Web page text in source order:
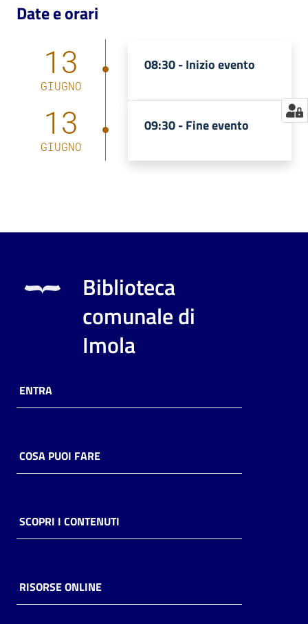
Date e orari
13
GIUGNO
08:30 -Inizio evento
13
GIUGNO
09:30 -Fine evento
Biblioteca
comunale di
Imola
ENTRA
COSA PUOI FARE
SCOPRI I CONTENUTI
RISORSE ONLINE